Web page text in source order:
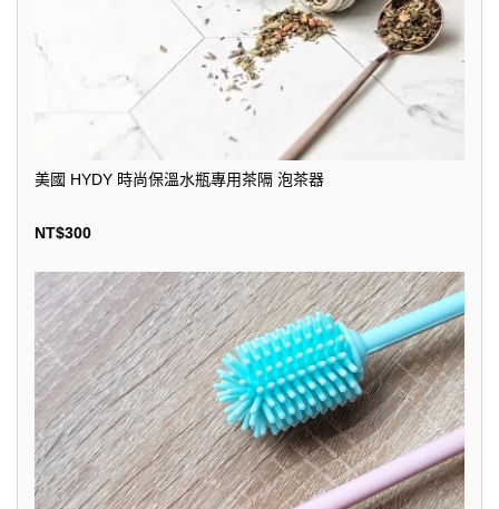
美國 HYDY 時尚保溫水瓶專用茶隔 泡茶器
NT$300